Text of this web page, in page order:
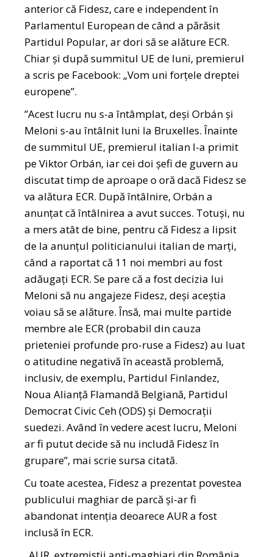
anterior că Fidesz, care e independent în
Parlamentul European de când a părăsit
Partidul Popular, ar dori să se alăture ECR.
Chiar și după summitul UE de luni, premierul
a scris pe Facebook: „Vom uni forțele dreptei
europene”.
”Acest lucru nu s-a întâmplat, deși Orbán și
Meloni s-au întâlnit luni la Bruxelles. Înainte
de summitul UE, premierul italian l-a primit
pe Viktor Orbán, iar cei doi șefi de guvern au
discutat timp de aproape o oră dacă Fidesz se
va alătura ECR. După întâlnire, Orbán a
anunțat că întâlnirea a avut succes. Totuși, nu
a mers atât de bine, pentru că Fidesz a lipsit
de la anunțul politicianului italian de marți,
când a raportat că 11 noi membri au fost
adăugați ECR. Se pare că a fost decizia lui
Meloni să nu angajeze Fidesz, deși aceștia
voiau să se alăture. Însă, mai multe partide
membre ale ECR (probabil din cauza
prieteniei profunde pro-ruse a Fidesz) au luat
o atitudine negativă în această problemă,
inclusiv, de exemplu, Partidul Finlandez,
Noua Alianță Flamandă Belgiană, Partidul
Democrat Civic Ceh (ODS) și Democrații
suedezi. Având în vedere acest lucru, Meloni
ar fi putut decide să nu includă Fidesz în
grupare”, mai scrie sursa citată.
Cu toate acestea, Fidesz a prezentat povestea
publicului maghiar de parcă și-ar fi
abandonat intenția deoarece AUR a fost
inclusă în ECR.